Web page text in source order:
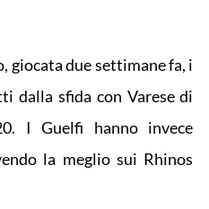
giocata due settimane fa, i
dalla sfida con Varese di
I Guelfi hanno invece
la meglio sui Rhinos